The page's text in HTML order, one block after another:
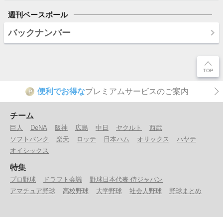
週刊ベースボール
バックナンバー
P 便利でお得なプレミアムサービスのご案内
チーム
巨人 DeNA 阪神 広島 中日 ヤクルト
西武
ソフトバンク
楽天 ロッテ 日本ハム オリックス
ハヤテ
オイシックス
特集
プロ野球 ドラフト会議
野球日本代表 侍ジャパン
アマチュア野球
高校野球 大学野球 社会人野球 野球まとめ